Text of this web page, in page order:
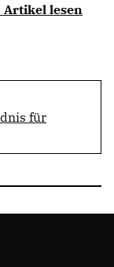
Artikel lesen
für